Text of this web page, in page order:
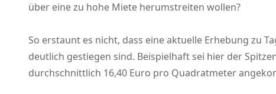
über eine zu hohe Miete herumstreiten wollen?
So erstaunt es nicht, dass eine aktuelle Erhebung zu
deutlich gestiegen sind. Beispielhaft sei hier der
durchschnittlich 16,40 Euro pro Quadratmeter